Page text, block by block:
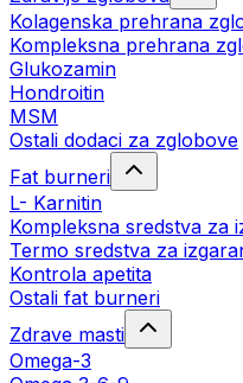
Kolagenska prehrana
Kompleksna prehrana
Glukozamin
Hondroitin
MSM
Ostali dodaci za zglobove
Fat burneri
L- Karnitin
Kompleksna sredstva za
Termo sredstva za
Kontrola apetita
Ostali fat burneri
Zdrave masti
Omega-3